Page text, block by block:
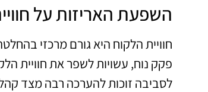
השפעת האריזות על
חוויית הלקוח היא גורם מרכזי
פקק נוח, עשויות לשפר את חוויית
לסביבה זוכות להערכה רבה מצד